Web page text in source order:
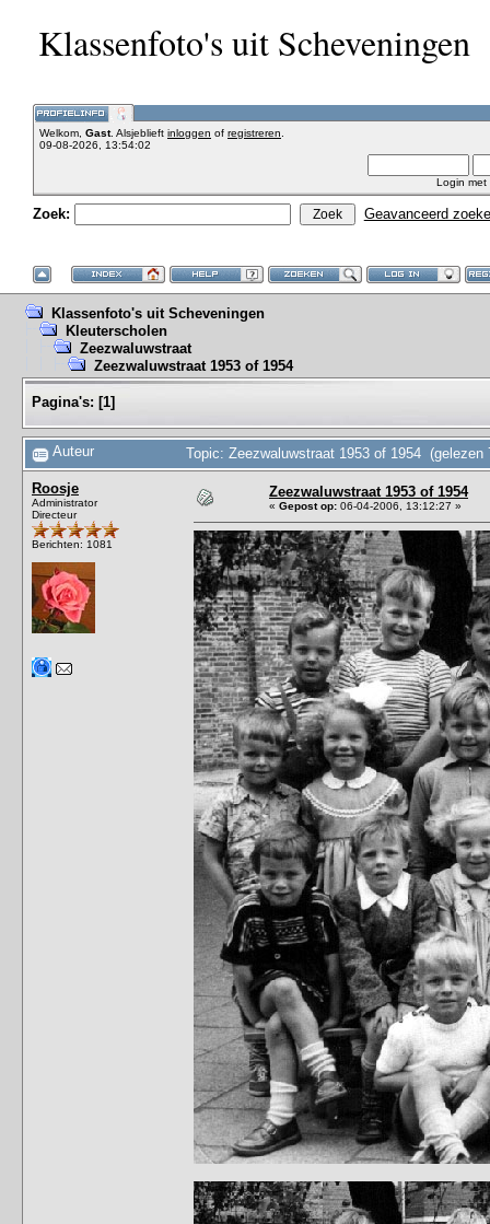
Klassenfoto's uit Scheveningen
Welkom, Gast. Alsjeblieft inloggen of registreren
09-08-2026, 13:54:02
Login met
Zoek: Geavanceerd
Klassenfoto's uit Scheveningen
Kleuterscholen
Zeezwaluwstraat
Zeezwaluwstraat 1953 of 1954
Pagina's: [1]
Auteur Topic: Zeezwaluwstraat 1953 of 1954 (gelezen
Roosje
Administrator
Directeur
Berichten: 1081
Zeezwaluwstraat 1953 of 1954
« Gepost op: 06-04-2006, 13:12:27 »